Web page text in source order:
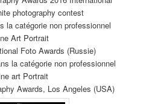
photography contest
la catégorie non professionnel
Art Portrait
Foto Awards (Russie)
la catégorie non professionnel
art Portrait
Awards, Los Angeles (USA)